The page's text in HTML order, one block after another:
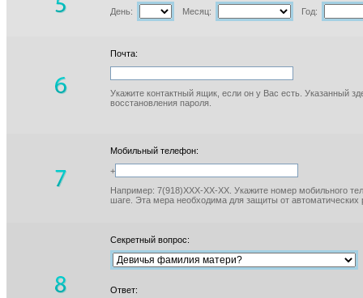
День: Месяц: Год:
Почта:
Укажите контактный ящик, если он у Вас есть. Указанный
восстановления пароля.
Мобильный телефон:
+
Например: 7(918)XXX-XX-XX. Укажите номер мобильного
шаге. Эта мера необходима для защиты от автоматических
Секретный вопрос:
Ответ: